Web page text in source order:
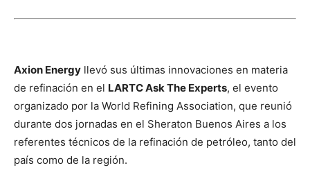
Axion Energy llevó sus últimas innovaciones en materia
de refinación en el LARTC Ask The Experts, el evento
organizado por la World Refining Association, que reunió
durante dos jornadas en el Sheraton Buenos Aires a los
referentes técnicos de la refinación de petróleo, tanto del
país como de la región.